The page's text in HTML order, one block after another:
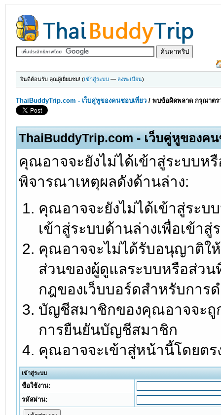
ยินดีต้อนรับ คุณผู้เยี่ยมชม! (เข้าสู่ระบบ — ลงทะเบียน)
ThaiBuddyTrip.com - เว็บคู่หูของคนชอบเที่ยว /พบข้อผิดพลาด กรุณาตร
ThaiBuddyTrip.com - เว็บคู่หูของค
คุณอาจจะยังไม่ได้เข้าสู่ระบบ
พิจารณาเหตุผลดังด้านล่าง:
คุณอาจจะยังไม่ได้เข้าสู่ระบ
เข้าสู่ระบบด้านล่างเพื่อเข้า
คุณอาจจะไม่ได้รับอนุญาติใ
ส่วนของผู้ดูแลระบบหรือส่ว
กฎของเว็บบอร์ดสำหรับการ
บัญชีสมาชิกของคุณอาจจะถู
การยืนยันบัญชีสมาชิก
คุณอาจจะเข้าสู่หน้านี้โดยต
เข้าสู่ระบบ
ชื่อใช้งาน:
รหัสผ่าน: